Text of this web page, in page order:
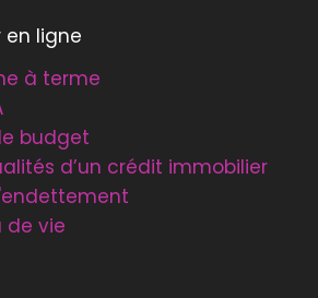
en ligne
à terme
budget
d’un crédit immobilier
de vie